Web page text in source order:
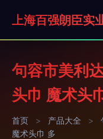
句容市美利
头巾 魔术头
首页 > 产品大全 >
魔术头巾 多